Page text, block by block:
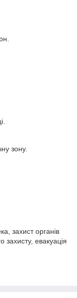
зону.
захист органів
захисту, евакуація